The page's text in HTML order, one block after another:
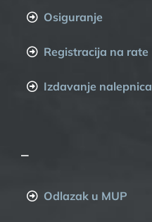
Osiguranje
Registracija na rate
Izdavanje nalepnica
–
Odlazak u MUP